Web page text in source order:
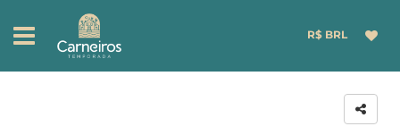
R$ BRL